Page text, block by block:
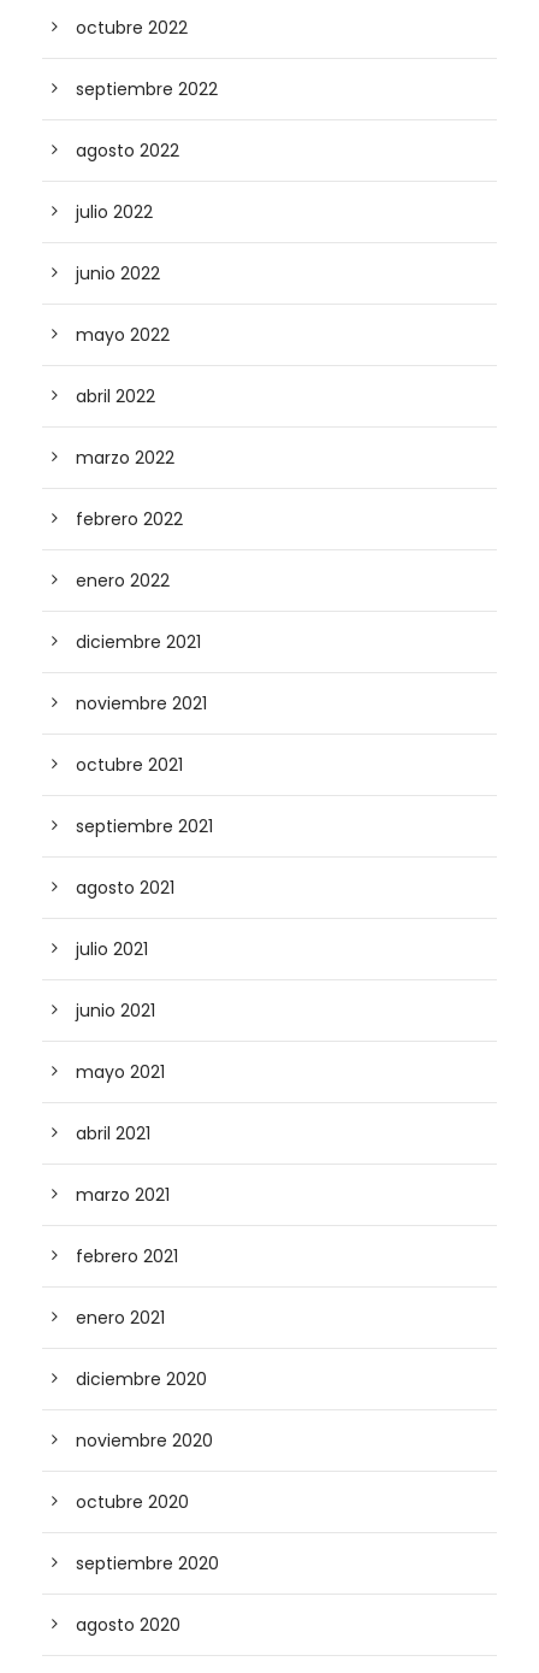
octubre 2022
septiembre 2022
agosto 2022
julio 2022
junio 2022
mayo 2022
abril 2022
marzo 2022
febrero 2022
enero 2022
diciembre 2021
noviembre 2021
octubre 2021
septiembre 2021
agosto 2021
julio 2021
junio 2021
mayo 2021
abril 2021
marzo 2021
febrero 2021
enero 2021
diciembre 2020
noviembre 2020
octubre 2020
septiembre 2020
agosto 2020